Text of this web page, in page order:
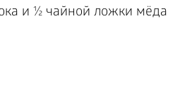
и ½ чайной ложки мёда